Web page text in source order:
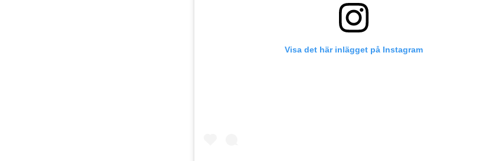
Visa det här inlägget på Instagram